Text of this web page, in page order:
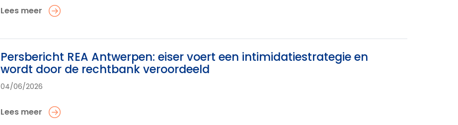
Lees meer
Persbericht REA Antwerpen: eiser voert een intimidatiestrategie en
wordt door de rechtbank veroordeeld
04/06/2026
Lees meer